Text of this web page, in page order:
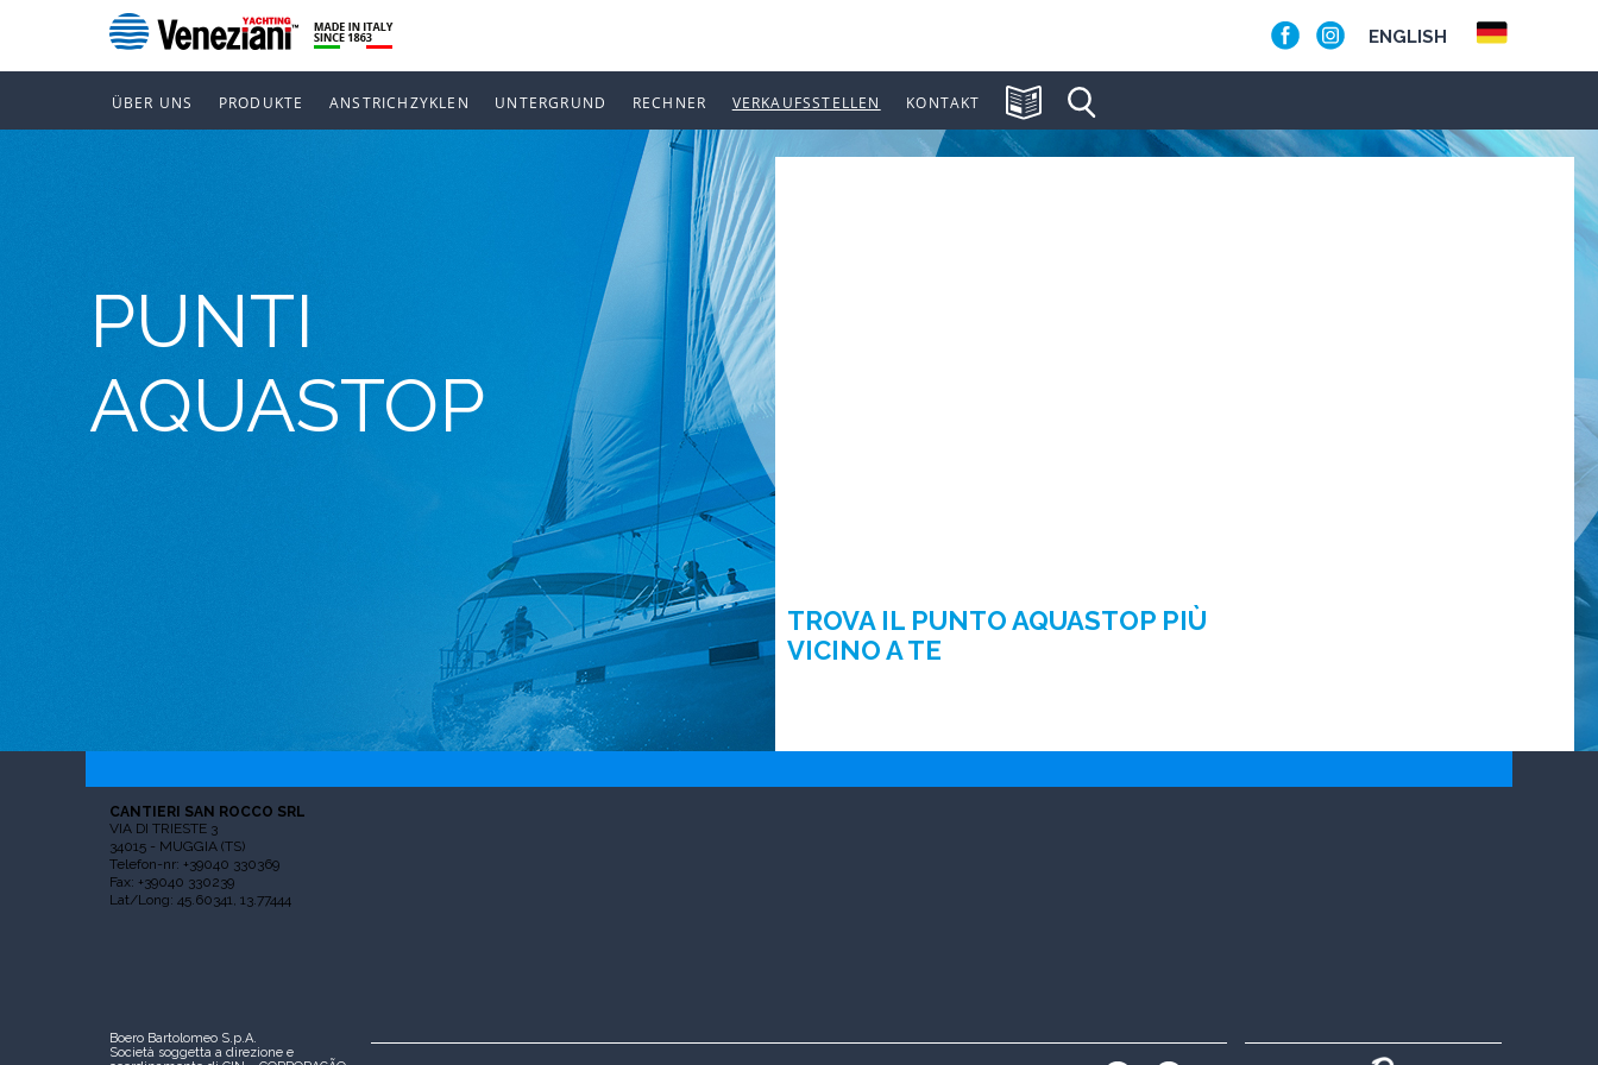
ENGLISH
ÜBER UNS PRODUKTE ANSTRICHZYKLEN UNTERGRUND RECHNER VERKAUFSSTELLEN KONTAKT
PUNTI
AQUASTOP
TROVA IL PUNTO AQUASTOP PIÙ
VICINO A TE
CANTIERI SAN ROCCO SRL
VIA DI TRIESTE 3
34015 - MUGGIA (TS)
Telefon-nr: +39040 330369
Fax: +39040 330239
Lat/Long: 45.60341, 13.77444
Boero Bartolomeo S.p.A.
Società soggetta a direzione e